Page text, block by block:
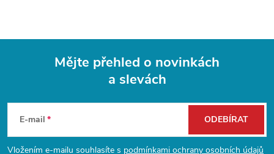
Mějte přehled o novinkách
a slevách
E-mail
Vložením e-mailu souhlasíte s podmínkami ochrany osobních údajů
ODEBÍRAT